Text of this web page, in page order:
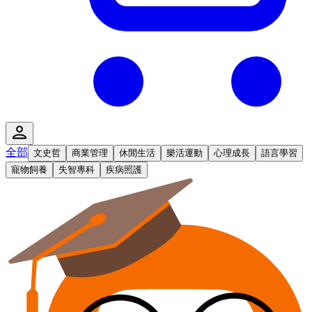
全部 文史哲 商業管理 休閒生活 樂活運動 心理成長
語言學習
寵物飼養
失智專科 疾病照護